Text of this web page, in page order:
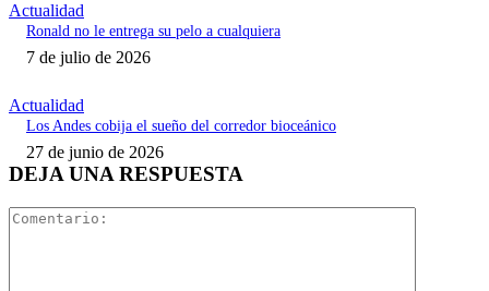
Actualidad
Ronald no le entrega su pelo a cualquiera
7 de julio de 2026
Actualidad
Los Andes cobija el sueño del corredor bioceánico
27 de junio de 2026
DEJA UNA RESPUESTA